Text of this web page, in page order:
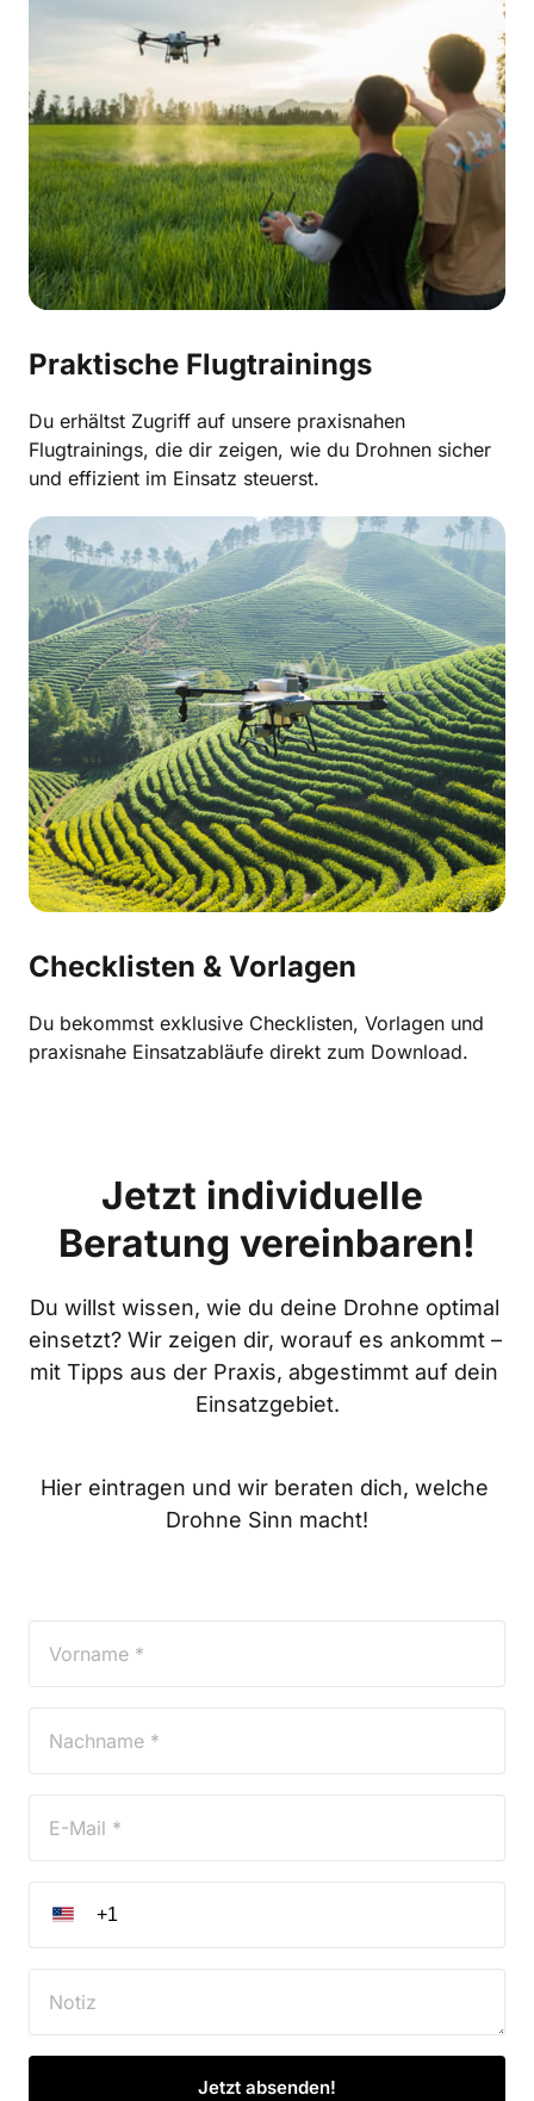
Praktische Flugtrainings
Du erhältst Zugriff auf unsere praxisnahen
Flugtrainings, die dir zeigen, wie du Drohnen sicher
und effizient im Einsatz steuerst.
Checklisten & Vorlagen
Du bekommst exklusive Checklisten, Vorlagen und
praxisnahe Einsatzabläufe direkt zum Download.
Jetzt individuelle
Beratung vereinbaren!
Du willst wissen, wie du deine Drohne optimal
einsetzt? Wir zeigen dir, worauf es ankommt –
mit Tipps aus der Praxis, abgestimmt auf dein
Einsatzgebiet.
Hier eintragen und wir beraten dich, welche
Drohne Sinn macht!
Jetzt absenden!